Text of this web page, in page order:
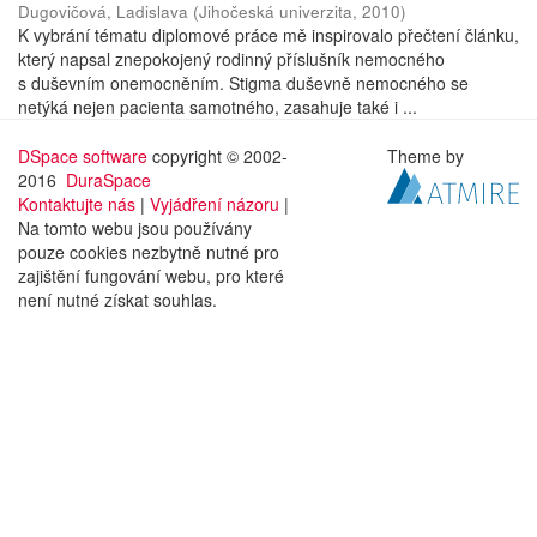
Dugovičová, Ladislava (Jihočeská univerzita, 2010)
K vybrání tématu diplomové práce mě inspirovalo přečtení článku,
který napsal znepokojený rodinný příslušník nemocného
s duševním onemocněním. Stigma duševně nemocného se
netýká nejen pacienta samotného, zasahuje také i ...
DSpace software copyright © 2002-
2016 DuraSpace
Kontaktujte nás | Vyjádření názoru |
Na tomto webu jsou používány
pouze cookies nezbytně nutné pro
zajištění fungování webu, pro které
není nutné získat souhlas.
Theme by